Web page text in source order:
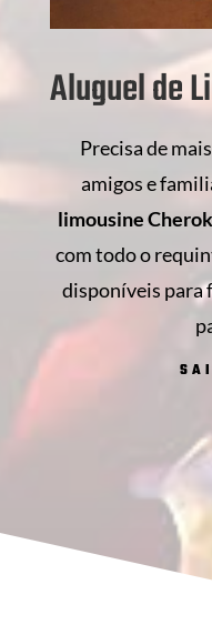
Aluguel de
Precisa de
amigos e
limousine
com todo o
disponíveis para